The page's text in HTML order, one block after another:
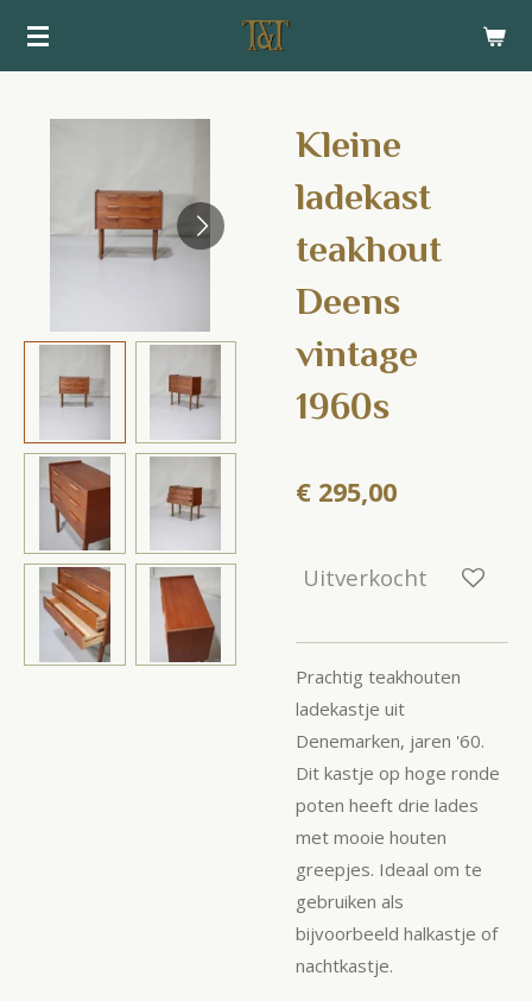
Ga
Kleine
ladekast
teakhout
Deens
vintage
1960s
€ 295,00
Uitverkocht
Prachtig teakhouten
ladekastje uit
Denemarken, jaren '60.
Dit kastje op hoge ronde
poten heeft drie lades
met mooie houten
greepjes. Ideaal om te
gebruiken als
bijvoorbeeld halkastje of
nachtkastje.